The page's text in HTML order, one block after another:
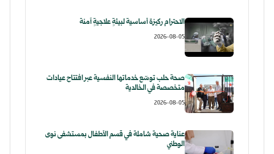
الاحترام ركيزة أساسية لبيئةٍ علاجيةٍ آمنة
2026-08-05
صحة حلب توسّع خدماتها النفسية عبر افتتاح عيادات
متخصصة في الخالدية
2026-08-05
عناية صحية شاملة في قسم الأطفال بمستشفى نوى
الوطني